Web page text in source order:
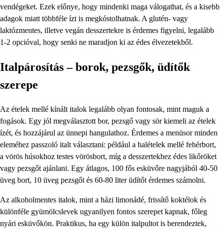
vendégeket. Ezek előnye, hogy mindenki maga válogathat, és a kisebb
adagok miatt többféle ízt is megkóstolhatnak. A glutén- vagy
laktózmentes, illetve vegán desszertekre is érdemes figyelni, legalább
1-2 opcióval, hogy senki ne maradjon ki az édes élvezetekből.
Italpárosítás – borok, pezsgők, üdítők
szerepe
Az ételek mellé kínált italok legalább olyan fontosak, mint maguk a
fogások. Egy jól megválasztott bor, pezsgő vagy sör kiemeli az ételek
ízét, és hozzájárul az ünnepi hangulathoz. Érdemes a menüsor minden
eleméhez passzoló italt választani: például a halételek mellé fehérbort,
a vörös húsokhoz testes vörösbort, míg a desszertekhez édes likőröket
vagy pezsgőt ajánlani. Egy átlagos, 100 fős esküvőre nagyjából 40-50
üveg bort, 10 üveg pezsgőt és 60-80 liter üdítőt érdemes számolni.
Az alkoholmentes italok, mint a házi limonádé, frissítő koktélok és
különféle gyümölcslevek ugyanilyen fontos szerepet kapnak, főleg
nyári esküvőkön. Praktikus, ha egy külön italpultot is berendeztek,